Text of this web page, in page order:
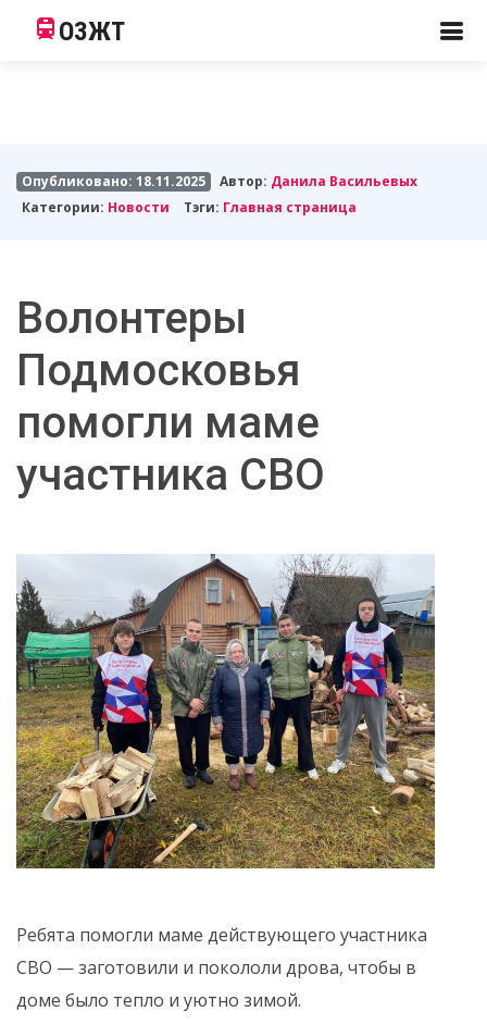
ОЗЖТ
Опубликовано: 18.11.2025 Автор: Данила Васильевых
Категории: Новости Тэги: Главная страница
Волонтеры
Подмосковья
помогли маме
участника СВО
Ребята помогли маме действующего участника
СВО — заготовили и покололи дрова, чтобы в
доме было тепло и уютно зимой.